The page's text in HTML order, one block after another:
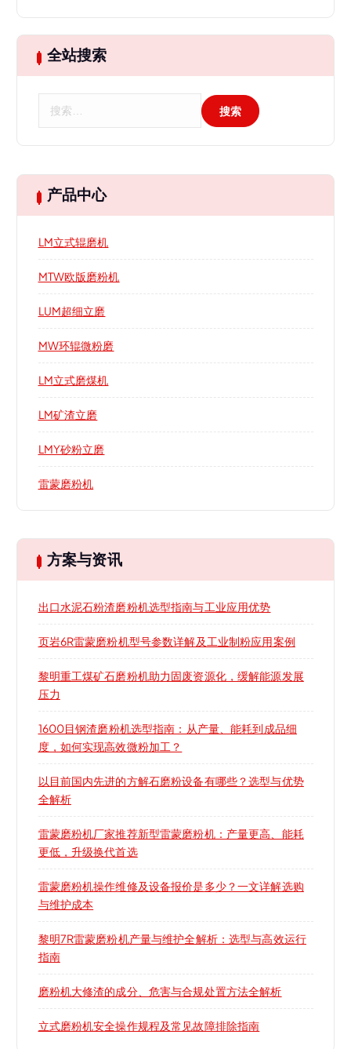
全站搜索
产品中心
LM立式辊磨机
MTW欧版磨粉机
LUM超细立磨
MW环辊微粉磨
LM立式磨煤机
LM矿渣立磨
LMY砂粉立磨
雷蒙磨粉机
方案与资讯
出口水泥石粉渣磨粉机选型指南与工业应用优势
页岩6R雷蒙磨粉机型号参数详解及工业制粉应用案例
黎明重工煤矿石磨粉机助力固废资源化，缓解能源发展
压力
1600目钢渣磨粉机选型指南：从产量、能耗到成品细
度，如何实现高效微粉加工？
以目前国内先进的方解石磨粉设备有哪些？选型与优势
全解析
雷蒙磨粉机厂家推荐新型雷蒙磨粉机：产量更高、能耗
更低，升级换代首选
雷蒙磨粉机操作维修及设备报价是多少？一文详解选购
与维护成本
黎明7R雷蒙磨粉机产量与维护全解析：选型与高效运行
指南
磨粉机大修渣的成分、危害与合规处置方法全解析
立式磨粉机安全操作规程及常见故障排除指南